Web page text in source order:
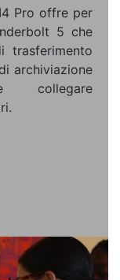
Pro offre per
5 che
trasferimento
archiviazione